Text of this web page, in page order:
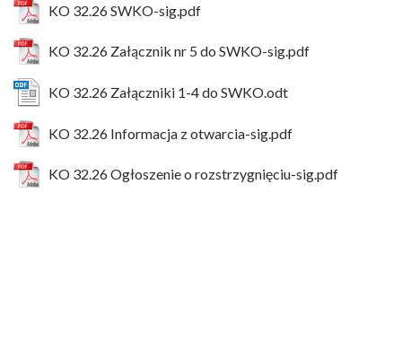
KO 32.26 SWKO-sig.pdf
KO 32.26 Załącznik nr 5 do SWKO-sig.pdf
KO 32.26 Załączniki 1-4 do SWKO.odt
KO 32.26 Informacja z otwarcia-sig.pdf
KO 32.26 Ogłoszenie o rozstrzygnięciu-sig.pdf